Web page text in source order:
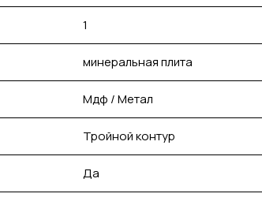
1
минеральная плита
Мдф / Метал
Тройной контур
Да